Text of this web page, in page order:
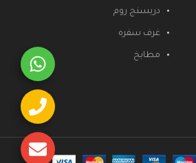
دريسنج روم
غرف سفره
مطابخ